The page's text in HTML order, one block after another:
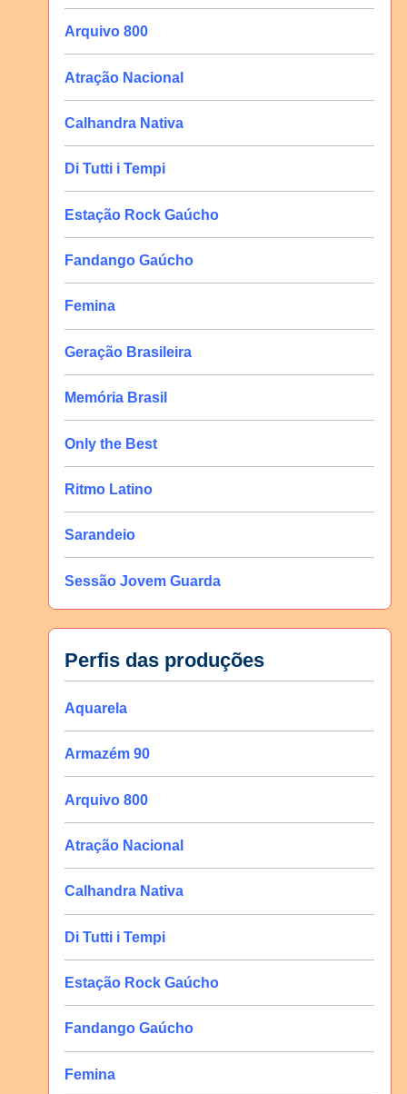
Arquivo 800
Atração Nacional
Calhandra Nativa
Di Tutti i Tempi
Estação Rock Gaúcho
Fandango Gaúcho
Femina
Geração Brasileira
Memória Brasil
Only the Best
Ritmo Latino
Sarandeio
Sessão Jovem Guarda
Perfis das produções
Aquarela
Armazém 90
Arquivo 800
Atração Nacional
Calhandra Nativa
Di Tutti i Tempi
Estação Rock Gaúcho
Fandango Gaúcho
Femina